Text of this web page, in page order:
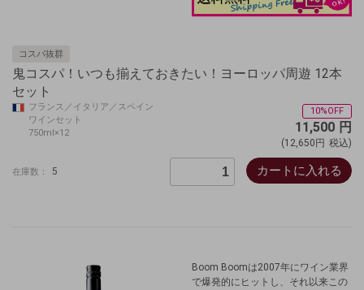
コスパ抜群
鬼コスパ！いつも揃えておきたい！ヨーロッパ周遊 12本
セット
フランス／イタリア／スペイン
ワインセット
750ml×12
10%OFF
11,500 円
(12,650円 税込)
在庫数： 5 カートに入れる
Boom Boomは2007年にワイン業界
で爆発的にヒットし、それ以来この